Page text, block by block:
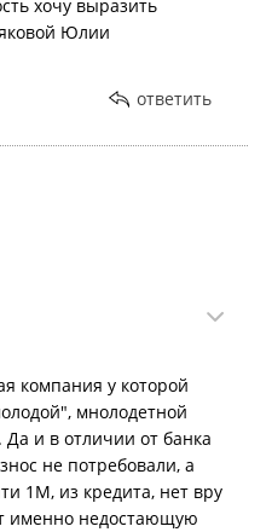
хочу выразить
Юлии
ответить
компания у которой
мнолодетной
и в отличии от банка
не потребовали, а
1М, из кредита, нет вру
именно недостающую